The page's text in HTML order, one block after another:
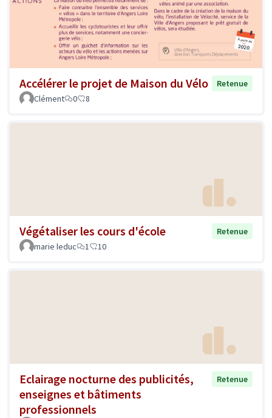
Accélérer le projet de Maison du Vélo
Retenue
Clément
0 8
Végétaliser les cours d'école
Retenue
marie leduc
1 10
Eclairage nocturne des publicités,
enseignes et bâtiments
professionnels
Retenue